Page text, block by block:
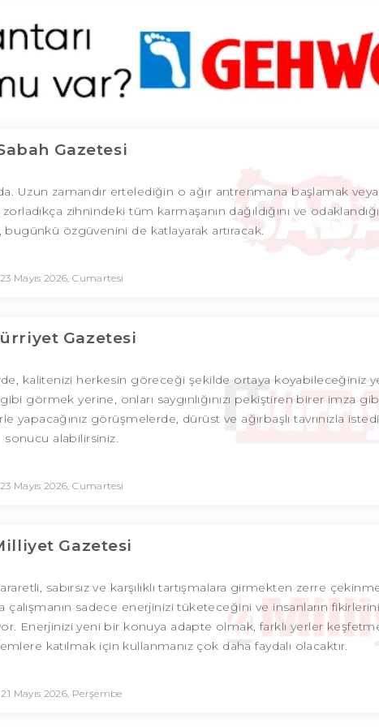
Gazetesi
Uzun zamandır ertelediğin o ağır antrenmana başlamak
zihnindeki tüm karmaşanın dağıldığını ve
özgüvenini de katlayarak artıracak.
23 Mayıs 2026, Cumartesi
Gazetesi
kalitenizi herkesin göreceği şekilde ortaya koyabileceğiniz
görmek yerine, onları saygınlığınızı pekiştiren birer imza
yapacağınız görüşmelerde, dürüst ve ağırbaşlı tavrınızla
sonucu alabilirsiniz.
23 Mayıs 2026, Cumartesi
Gazetesi
sabırsız ve karşılıklı tartışmalara girmekten zerre
sadece enerjinizi tüketeceğini ve insanların
Enerjinizi yeni bir konuya adapte olmak, farklı yerler
katılmak için kullanmanız çok daha faydalı olacaktır.
21 Mayıs 2026, Perşembe